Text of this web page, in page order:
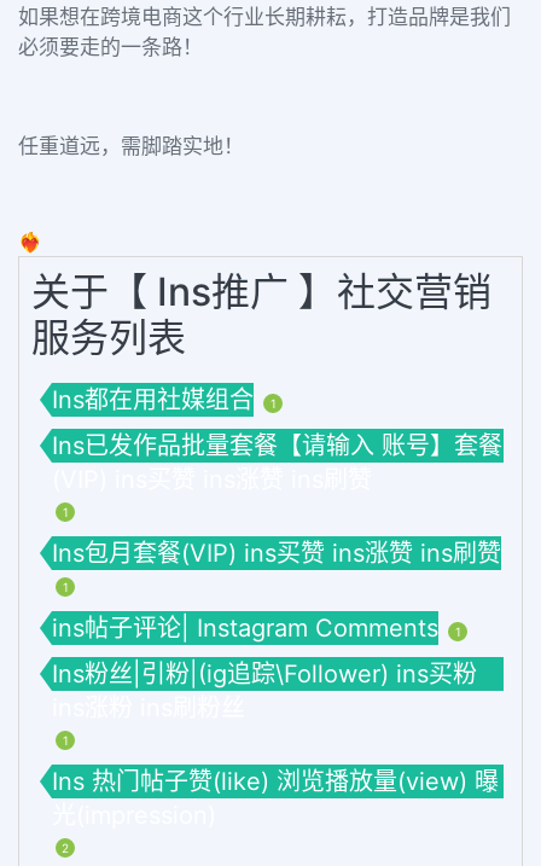
如果想在跨境电商这个行业长期耕耘，打造品牌是我们
必须要走的一条路！
任重道远，需脚踏实地！
❤️‍🔥
关于【 Ins推广 】社交营销
服务列表
Ins都在用社媒组合 1
Ins已发作品批量套餐【请输入 账号】套餐
1
Ins包月套餐(VIP) ins买赞 ins涨赞 ins刷赞
1
ins帖子评论| Instagram Comments 1
Ins粉丝|引粉|(ig追踪\Follower) ins买粉
1
Ins 热门帖子赞(like) 浏览播放量(view) 曝
2